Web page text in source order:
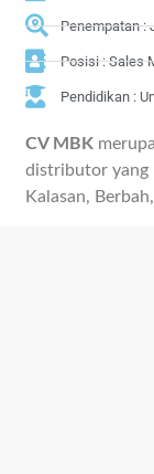
Penempatan :
Posisi : Sales
Pendidikan :
CV MBK
distributor yang
Kalasan,